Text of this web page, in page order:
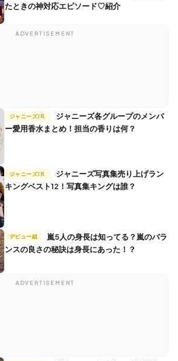
たときの神対応エピソード♡紹介
ADVERTISEMENT
ジャニーズJR.
ー愛用香水まとめ！担当の香りは何？
ジャニーズJR.
キングベスト12！写真集キングは誰？
デビュー組
ンスの良さの秘訣は身長にあった！？
ADVERTISEMENT